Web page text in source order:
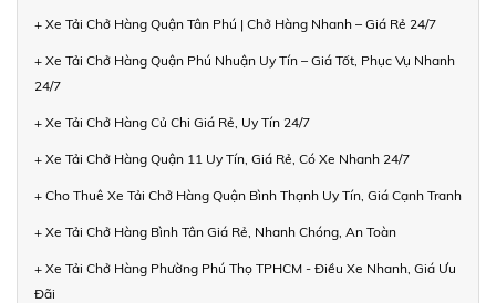
+ Xe Tải Chở Hàng Quận Tân Phú | Chở Hàng Nhanh – Giá Rẻ 24/7
+ Xe Tải Chở Hàng Quận Phú Nhuận Uy Tín – Giá Tốt, Phục Vụ Nhanh
24/7
+ Xe Tải Chở Hàng Củ Chi Giá Rẻ, Uy Tín 24/7
+ Xe Tải Chở Hàng Quận 11 Uy Tín, Giá Rẻ, Có Xe Nhanh 24/7
+ Cho Thuê Xe Tải Chở Hàng Quận Bình Thạnh Uy Tín, Giá Cạnh Tranh
+ Xe Tải Chở Hàng Bình Tân Giá Rẻ, Nhanh Chóng, An Toàn
+ Xe Tải Chở Hàng Phường Phú Thọ TPHCM - Điều Xe Nhanh, Giá Ưu
Đãi